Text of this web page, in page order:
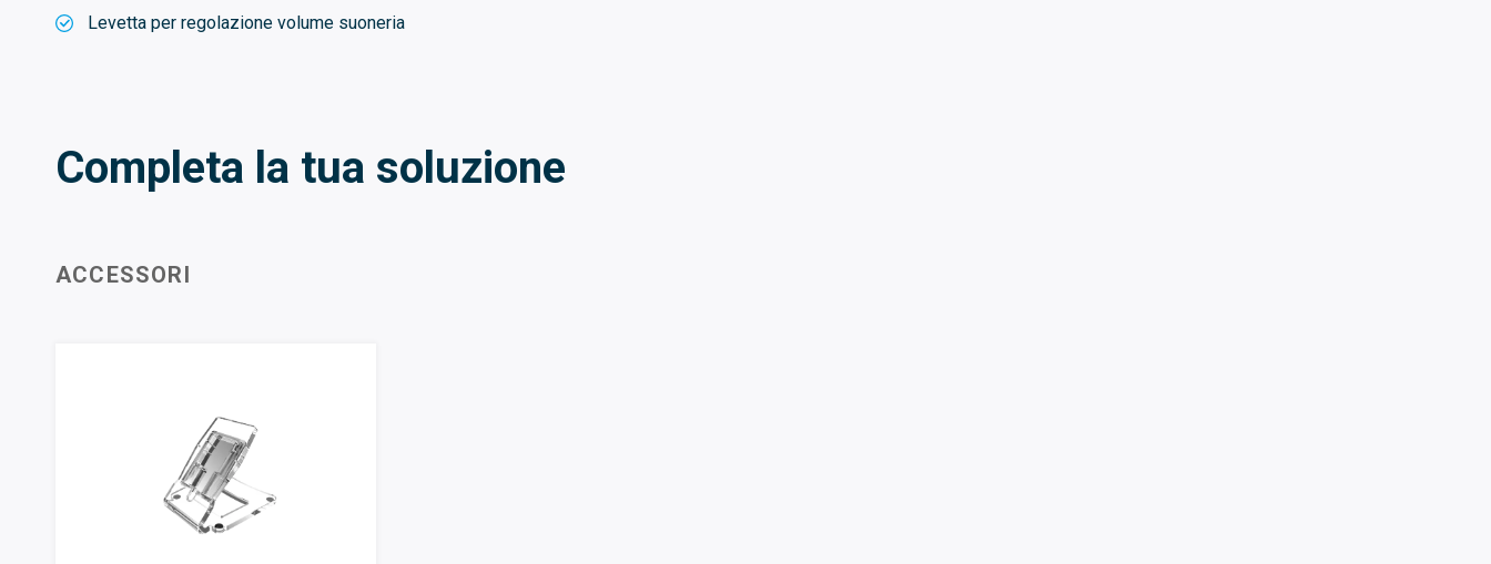
Levetta per regolazione volume suoneria
Completa la tua soluzione
ACCESSORI